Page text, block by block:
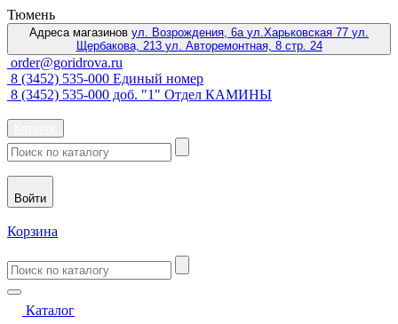
Тюмень
Адреса магазинов ул. Возрождения, 6а ул.Харьковская 77 ул.
Щербакова, 213 ул. Авторемонтная, 8 стр. 24
order@goridrova.ru
8 (3452) 535-000 Единый номер
8 (3452) 535-000 доб. "1" Отдел КАМИНЫ
Войти
Корзина
Каталог